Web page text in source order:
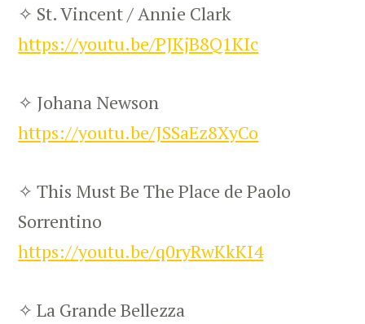
✧ St. Vincent / Annie Clark
https://youtu.be/PJKjB8Q1KIc
✧ Johana Newson
https://youtu.be/JSSaEz8XyCo
✧ This Must Be The Place de Paolo
Sorrentino
https://youtu.be/q0ryRwKkKI4
✧ La Grande Bellezza